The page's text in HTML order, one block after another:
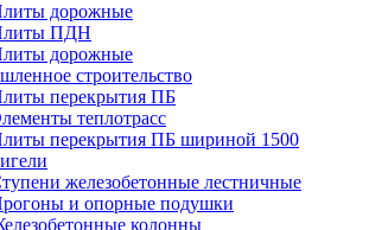
дорожные
ПДН
дорожные
строительство
перекрытия ПБ
теплотрасс
перекрытия ПБ шириной 1500
железобетонные лестничные
и опорные подушки
колонны